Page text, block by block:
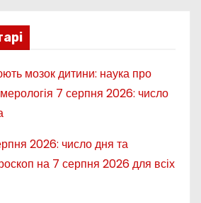
мозок дитини: наука про
7 серпня 2026: число
2026: число дня та
на 7 серпня 2026 для всіх